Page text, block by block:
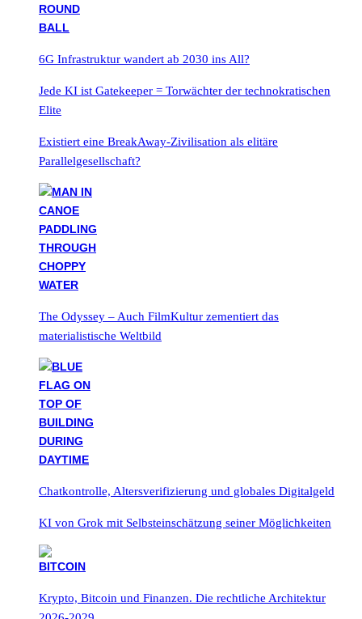
6G Infrastruktur wandert ab 2030 ins All?
Jede KI ist Gatekeeper = Torwächter der technokratischen
Elite
Existiert eine BreakAway-Zivilisation als elitäre
Parallelgesellschaft?
The Odyssey – Auch FilmKultur zementiert das
materialistische Weltbild
Chatkontrolle, Altersverifizierung und globales Digitalgeld
KI von Grok mit Selbsteinschätzung seiner Möglichkeiten
Krypto, Bitcoin und Finanzen. Die rechtliche Architektur